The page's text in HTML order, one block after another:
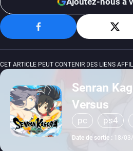
CET ARTICLE PEUT CONTENIR DES LIENS
Senran
Versus
pc ps4
Date de sortie : 18/